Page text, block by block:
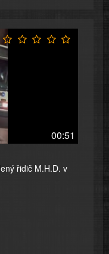
00:51
řidič M.H.D. v